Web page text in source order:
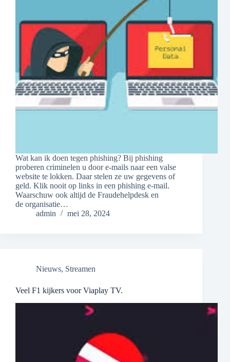
Wat kan ik doen tegen phishing? Bij phishing
proberen criminelen u door e-mails naar een valse
website te lokken. Daar stelen ze uw gegevens of
geld. Klik nooit op links in een phishing e-mail.
Waarschuw ook altijd de Fraudehelpdesk en
de organisatie…
admin
mei 28, 2024
Nieuws, Streamen
Veel F1 kijkers voor Viaplay TV.